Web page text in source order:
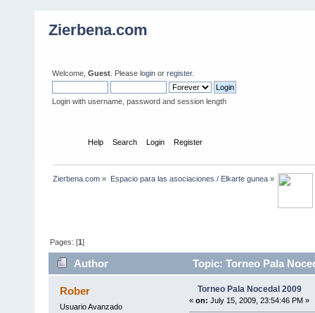
Zierbena.com
Welcome, Guest . Please login or register.
Login with username, password and session length
Help Search Login Register
Zierbena.com » Espacio para las asociaciones / Elkarte gunea»
Pages: [1]
Author Topic: Torneo Pala
Rober
Usuario Avanzado
Torneo Pala Nocedal 2009
« on: July 15, 2009, 23:54:46 PM »